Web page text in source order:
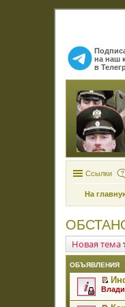
на наш
в
Ссылки
На
Новая тема
ОБЪЯВЛЕНИЯ
П
р